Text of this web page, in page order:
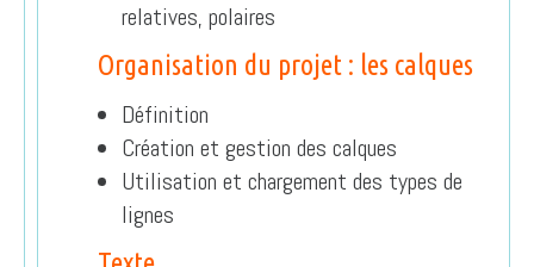
relatives, polaires
Organisation du projet : les calques
Définition
Création et gestion des calques
Utilisation et chargement des types de
lignes